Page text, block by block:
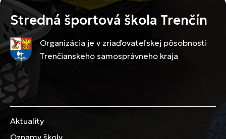
Stredná športová škola Trenčín
Organizácia je v zriaďovateľskej pôsobnosti
Trenčianskeho samosprávneho kraja
Aktuality
Oznamy školy